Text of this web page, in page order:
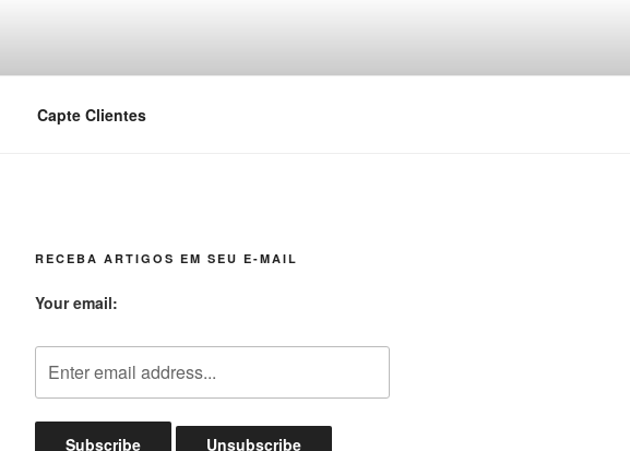
Capte Clientes
RECEBA ARTIGOS EM SEU E-MAIL
Your email: